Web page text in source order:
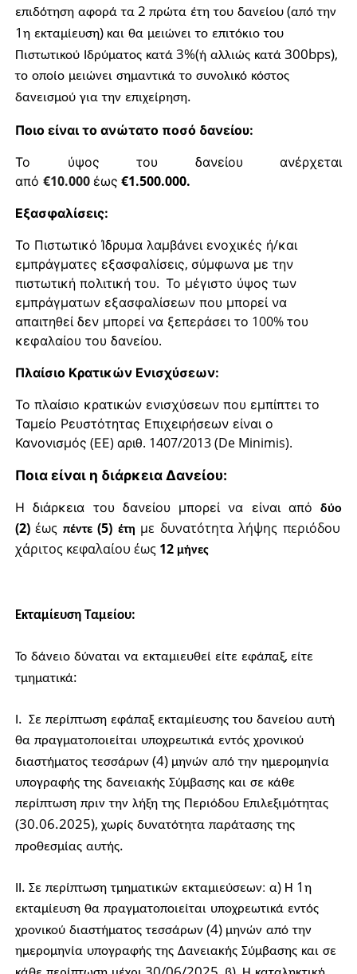
επιδότηση αφορά τα 2 πρώτα έτη του δανείου (από την
1 η εκταμίευση) και θα μειώνει το επιτόκιο του
Πιστωτικού Ιδρύματος κατά 3%(ή αλλιώς κατά 300bps),
το οποίο μειώνει σημαντικά το συνολικό κόστος
δανεισμού για την επιχείρηση.
Ποιο είναι το ανώτατο ποσό δανείου:
Το
ύψος του δανείου
ανέρχεται
από €10.000 έως €1.500.000.
Εξασφαλίσεις:
Το Πιστωτικό Ίδρυμα λαμβάνει ενοχικές ή/και
εμπράγματες εξασφαλίσεις, σύμφωνα με την
πιστωτική πολιτική του. Το μέγιστο ύψος των
εμπράγματων εξασφαλίσεων που μπορεί να
απαιτηθεί δεν μπορεί να ξεπεράσει το 100% του
κεφαλαίου του δανείου.
Πλαίσιο Κρατικών Ενισχύσεων:
Το πλαίσιο κρατικών ενισχύσεων που εμπίπτει το
Ταμείο Ρευστότητας Επιχειρήσεων είναι ο
Κανονισμός (ΕΕ) αριθ. 1407/2013 (De Minimis).
Ποια είναι η διάρκεια Δανείου:
Η διάρκεια του δανείου μπορεί να είναι από δύο
(2) έως πέντε(5) έτη με δυνατότητα λήψης περιόδου
χάριτος κεφαλαίου έως 12 μήνες
Εκταμίευση Ταμείου:
Το δάνειο δύναται να εκταμιευθεί είτε εφάπαξ, είτε
τμηματικά:
. Σε περίπτωση εφάπαξ εκταμίευσης του δανείου αυτή
θα πραγματοποιείται υποχρεωτικά εντός χρονικού
διαστήματος τεσσάρων (4) μηνών από την ημερομηνία
υπογραφής της δανειακής Σύμβασης και σε κάθε
περίπτωση πριν την λήξη της Περιόδου Επιλεξιμότητας
(30.06.2025), χωρίς δυνατότητα παράτασης της
προθεσμίας αυτής.
. Σε περίπτωση τμηματικών εκταμιεύσεων: α) Η 1 η
εκταμίευση θα πραγματοποιείται υποχρεωτικά εντός
χρονικού διαστήματος τεσσάρων (4) μηνών από την
ημερομηνία υπογραφής της Δανειακής Σύμβασης και σε